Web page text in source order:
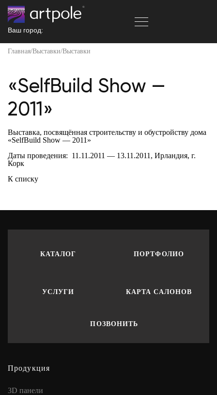
Ваш город:
8 (800) 101-53-00
Главная Выставки Выставки
«SelfBuild Show —
2011»
Выставка, посвящённая строительству и обустройству дома
«SelfBuild Show — 2011»
Даты проведения: 11.11.2011 — 13.11.2011, Ирландия, г.
Корк
К списку
КАТАЛОГ ПОРТФОЛИО
УСЛУГИ КАРТА САЛОНОВ
ПОЗВОНИТЬ
Продукция
3D панели